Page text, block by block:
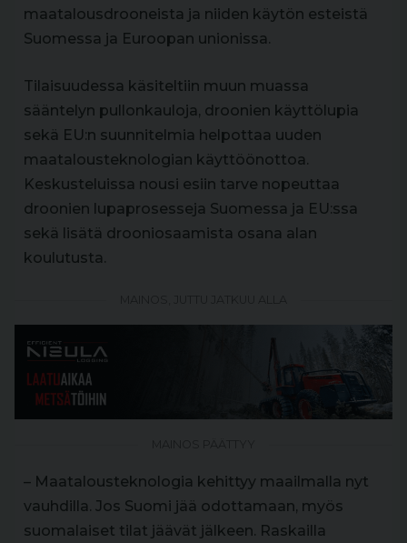
maatalousdrooneista ja niiden käytön esteistä
Suomessa ja Euroopan unionissa.
Tilaisuudessa käsiteltiin muun muassa
sääntelyn pullonkauloja, droonien käyttölupia
sekä EU:n suunnitelmia helpottaa uuden
maatalousteknologian käyttöönottoa.
Keskusteluissa nousi esiin tarve nopeuttaa
droonien lupaprosesseja Suomessa ja EU:ssa
sekä lisätä drooniosaamista osana alan
koulutusta.
– Maatalousteknologia kehittyy maailmalla nyt
vauhdilla. Jos Suomi jää odottamaan, myös
suomalaiset tilat jäävät jälkeen. Raskailla